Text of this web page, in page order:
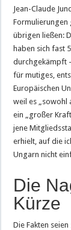
Jean-Claude
Formulierungen
übrigen ließen:
haben sich fast
durchgekämpft
für mutiges,
Europäischen
weil es „sowohl
ein „großer
jene
erhielt, auf die
Ungarn nicht
Die
Kürze
Die Fakten